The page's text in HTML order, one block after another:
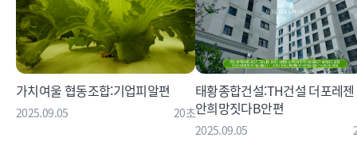
가치여울 협동조합:기업피알편
2025.09.05 20초
태황종합건설:TH건설 더포레
안희망짓다B안편
2025.09.05